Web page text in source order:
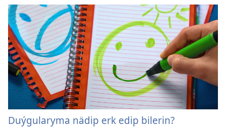
Duýgularyma nädip erk edip bilerin?